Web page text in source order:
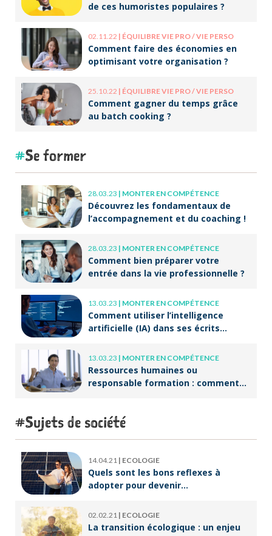
de ces humoristes populaires ?
02.11.22 | ÉQUILIBRE VIE PRO / VIE PERSO
Comment faire des économies en
optimisant votre organisation ?
25.10.22 | ÉQUILIBRE VIE PRO / VIE PERSO
Comment gagner du temps grâce
au batch cooking ?
Se former
28.03.23 | MONTER EN COMPÉTENCE
Découvrez les fondamentaux de
l’accompagnement et du coaching !
28.03.23 | MONTER EN COMPÉTENCE
Comment bien préparer votre
entrée dans la vie professionnelle ?
13.03.23 | MONTER EN COMPÉTENCE
Comment utiliser l’intelligence
artificielle (IA) dans ses écrits
13.03.23 | MONTER EN COMPÉTENCE
Ressources humaines ou
responsable formation : comment
Sujets de société
14.04.21 | ECOLOGIE
Quels sont les bons reflexes à
adopter pour devenir
02.02.21 | ECOLOGIE
La transition écologique : un enjeu